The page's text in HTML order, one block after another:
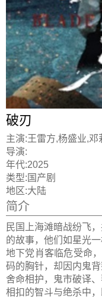
破刃
主演:王雷方,杨盛业,邓
导演:
年代:2025
类型: 国产剧
地区:大陆
简介
民国上海滩暗战纷飞
的故事，他们如星光
地下党肖客临危受命
码的胸针，却因内鬼
舍命相护，鬼市破译
相扣的智斗与绝杀中